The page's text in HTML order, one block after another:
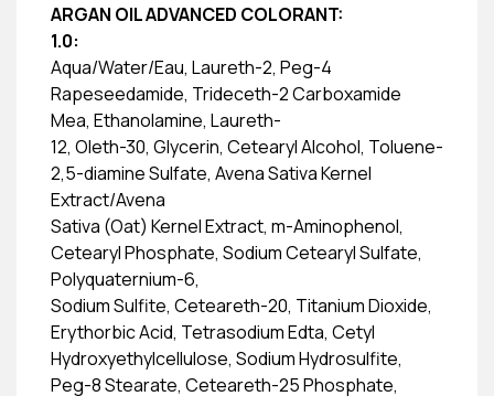
ARGAN OIL ADVANCED COLORANT:
1.0:
Aqua/Water/Eau, Laureth-2, Peg-4
Rapeseedamide, Trideceth-2 Carboxamide
Mea, Ethanolamine, Laureth-
12, Oleth-30, Glycerin, Cetearyl Alcohol, Toluene-
2,5-diamine Sulfate, Avena Sativa Kernel
Extract/Avena
Sativa (Oat) Kernel Extract, m-Aminophenol,
Cetearyl Phosphate, Sodium Cetearyl Sulfate,
Polyquaternium-6,
Sodium Sulfite, Ceteareth-20, Titanium Dioxide,
Erythorbic Acid, Tetrasodium Edta, Cetyl
Hydroxyethylcellulose, Sodium Hydrosulfite,
Peg-8 Stearate, Ceteareth-25 Phosphate,